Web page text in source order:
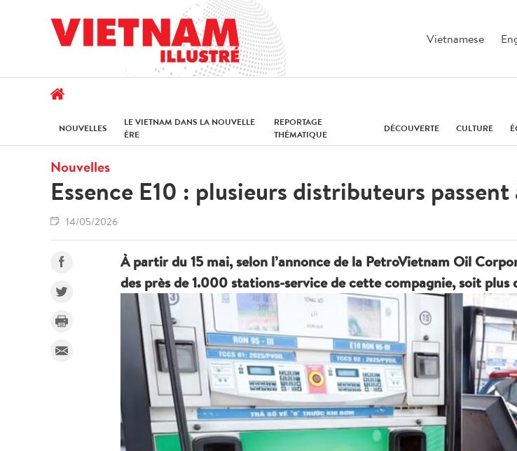
Vietnamese
NOUVELLES
LE VIETNAM DANS LA NOUVELLE
ÈRE
REPORTAGE
THÉMATIQUE
DÉCOUVERTE CULTURE
Nouvelles
Essence E10 : plusieurs distributeurs
14/05/2026
À partir du 15 mai, selon l’annonce de la PetroVietnam Oil
des près de 1.000 stations-service de cette compagnie, soit